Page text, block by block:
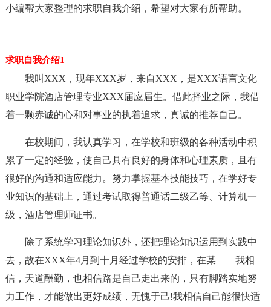
小编帮大家整理的求职自我介绍，希望对大家有所帮助。
求职自我介绍1
我叫XXX，现年XXX岁，来自XXX，是XXX语言文化
职业学院酒店管理专业XXX届应届生。借此择业之际，我借
着一颗赤诚的心和对事业的执着追求，真诚的推荐自己。
在校期间，我认真学习，在学校和班级的各种活动中积
累了一定的经验，使自己具有良好的身体和心理素质，且有
很好的沟通和适应能力。努力掌握基本技能技巧，在学好专
业知识的基础上，通过考试取得普通话二级乙等、计算机一
级，酒店管理师证书。
除了系统学习理论知识外，还把理论知识运用到实践中
去，故在XXX年4月到十月经过学校的安排，在某 我相
信，天道酬勤，也相信路是自己走出来的，只有脚踏实地努
力工作，才能做出更好成绩，无愧于己!我相信自己能很快适